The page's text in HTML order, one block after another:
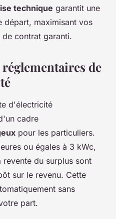
technique garantit une
départ, maximisant vos
de contrat garanti.
de
d'électricité
cadre
pour les particuliers.
ou égales à 3 kWc,
revente du surplus sont
sur le revenu. Cette
sans
part.